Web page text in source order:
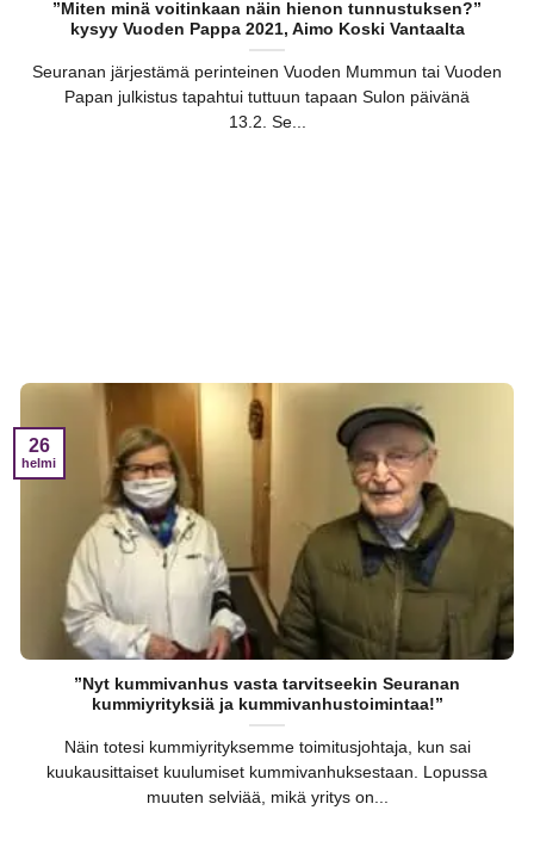
”Miten minä voitinkaan näin hienon tunnustuksen?”
kysyy Vuoden Pappa 2021, Aimo Koski Vantaalta
Seuranan järjestämä perinteinen Vuoden Mummun tai Vuoden
Papan julkistus tapahtui tuttuun tapaan Sulon päivänä
13.2. Se...
”Nyt kummivanhus vasta tarvitseekin Seuranan
kummiyrityksiä ja kummivanhustoimintaa!”
Näin totesi kummiyrityksemme toimitusjohtaja, kun sai
kuukausittaiset kuulumiset kummivanhuksestaan. Lopussa
muuten selviää, mikä yritys on...
26
helmi